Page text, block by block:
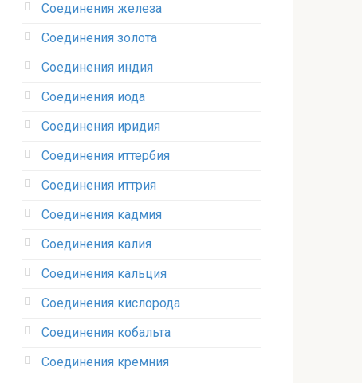
Соединения железа‎
Соединения золота‎
Соединения индия
Соединения иода‎
Соединения иридия
Соединения иттербия‎
Соединения иттрия‎
Соединения кадмия
Соединения калия‎
Соединения кальция
Соединения кислорода‎
Соединения кобальта
Соединения кремния‎